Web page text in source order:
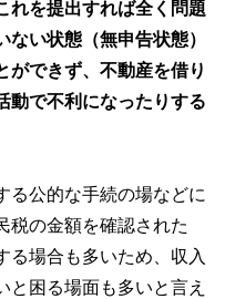
れを提出すれば全く問題
い状態（無申告状態）
ができず、不動産を借り
動で不利になったりする
る公的な手続の場などに
税の金額を確認された
る場合も多いため、収入
と困る場面も多いと言え